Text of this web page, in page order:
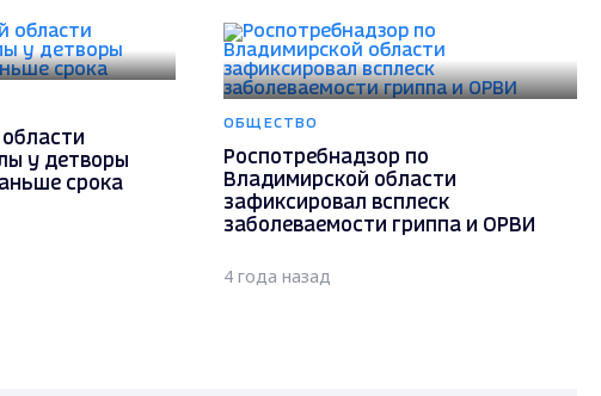
у детворы
срока
ОБЩЕСТВО
Роспотребнадзор по
Владимирской области
зафиксировал всплеск
заболеваемости гриппа и ОРВИ
4 года назад